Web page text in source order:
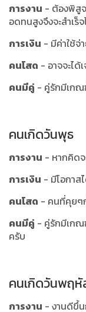
การงาน - ต้องพิสูจ
อดทนสูงจึงจะสำเร็
การเงิน - มีค่าใช้จ่
คนโสด - อาจจะไ
คนมีคู่ - คู่รักมีเกณ
คนเกิดวันพุธ
การงาน - หากคิดจ
การเงิน - มีโอกาส
คนโสด - คนที่คุยๆก
คนมีคู่ - คู่รักมีเกณ
ครับ
คนเกิดวันพฤ
การงาน - งานดีขึ้